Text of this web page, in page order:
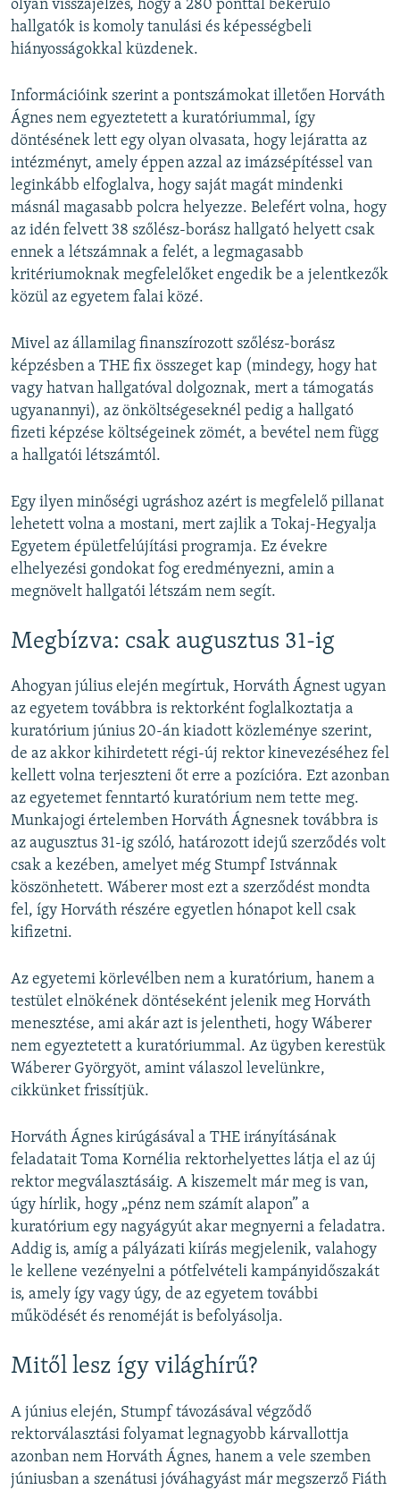
olyan visszajelzés, hogy a 280 ponttal bekerülő
hallgatók is komoly tanulási és képességbeli
hiányosságokkal küzdenek.
Információink szerint a pontszámokat illetően Horváth
Ágnes nem egyeztetett a kuratóriummal, így
döntésének lett egy olyan olvasata, hogy lejáratta az
intézményt, amely éppen azzal az imázsépítéssel van
leginkább elfoglalva, hogy saját magát mindenki
másnál magasabb polcra helyezze. Belefért volna, hogy
az idén felvett 38 szőlész-borász hallgató helyett csak
ennek a létszámnak a felét, a legmagasabb
kritériumoknak megfelelőket engedik be a jelentkezők
közül az egyetem falai közé.
Mivel az államilag finanszírozott szőlész-borász
képzésben a THE fix összeget kap (mindegy, hogy hat
vagy hatvan hallgatóval dolgoznak, mert a támogatás
ugyanannyi), az önköltségeseknél pedig a hallgató
fizeti képzése költségeinek zömét, a bevétel nem függ
a hallgatói létszámtól.
Egy ilyen minőségi ugráshoz azért is megfelelő pillanat
lehetett volna a mostani, mert zajlik a Tokaj-Hegyalja
Egyetem épületfelújítási programja. Ez évekre
elhelyezési gondokat fog eredményezni, amin a
megnövelt hallgatói létszám nem segít.
Megbízva: csak augusztus 31-ig
Ahogyan július elején megírtuk, Horváth Ágnest ugyan
az egyetem továbbra is rektorként foglalkoztatja a
kuratórium június 20-án kiadott közleménye szerint,
de az akkor kihirdetett régi-új rektor kinevezéséhez fel
kellett volna terjeszteni őt erre a pozícióra. Ezt azonban
az egyetemet fenntartó kuratórium nem tette meg.
Munkajogi értelemben Horváth Ágnesnek továbbra is
az augusztus 31-ig szóló, határozott idejű szerződés volt
csak a kezében, amelyet még Stumpf Istvánnak
köszönhetett. Wáberer most ezt a szerződést mondta
fel, így Horváth részére egyetlen hónapot kell csak
kifizetni.
Az egyetemi körlevélben nem a kuratórium, hanem a
testület elnökének döntéseként jelenik meg Horváth
menesztése, ami akár azt is jelentheti, hogy Wáberer
nem egyeztetett a kuratóriummal. Az ügyben kerestük
Wáberer Györgyöt, amint válaszol levelünkre,
cikkünket frissítjük.
Horváth Ágnes kirúgásával a THE irányításának
feladatait Toma Kornélia rektorhelyettes látja el az új
rektor megválasztásáig. A kiszemelt már meg is van,
úgy hírlik, hogy „pénz nem számít alapon” a
kuratórium egy nagyágyút akar megnyerni a feladatra.
Addig is, amíg a pályázati kiírás megjelenik, valahogy
le kellene vezényelni a pótfelvételi kampányidőszakát
is, amely így vagy úgy, de az egyetem további
működését és renoméját is befolyásolja.
Mitől lesz így világhírű?
A június elején, Stumpf távozásával végződő
rektorválasztási folyamat legnagyobb kárvallottja
azonban nem Horváth Ágnes, hanem a vele szemben
júniusban a szenátusi jóváhagyást már megszerző Fiáth